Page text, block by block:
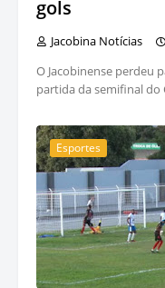
gols
Jacobina Notícias
O Jacobinense perdeu
partida da semifinal do
Esportes